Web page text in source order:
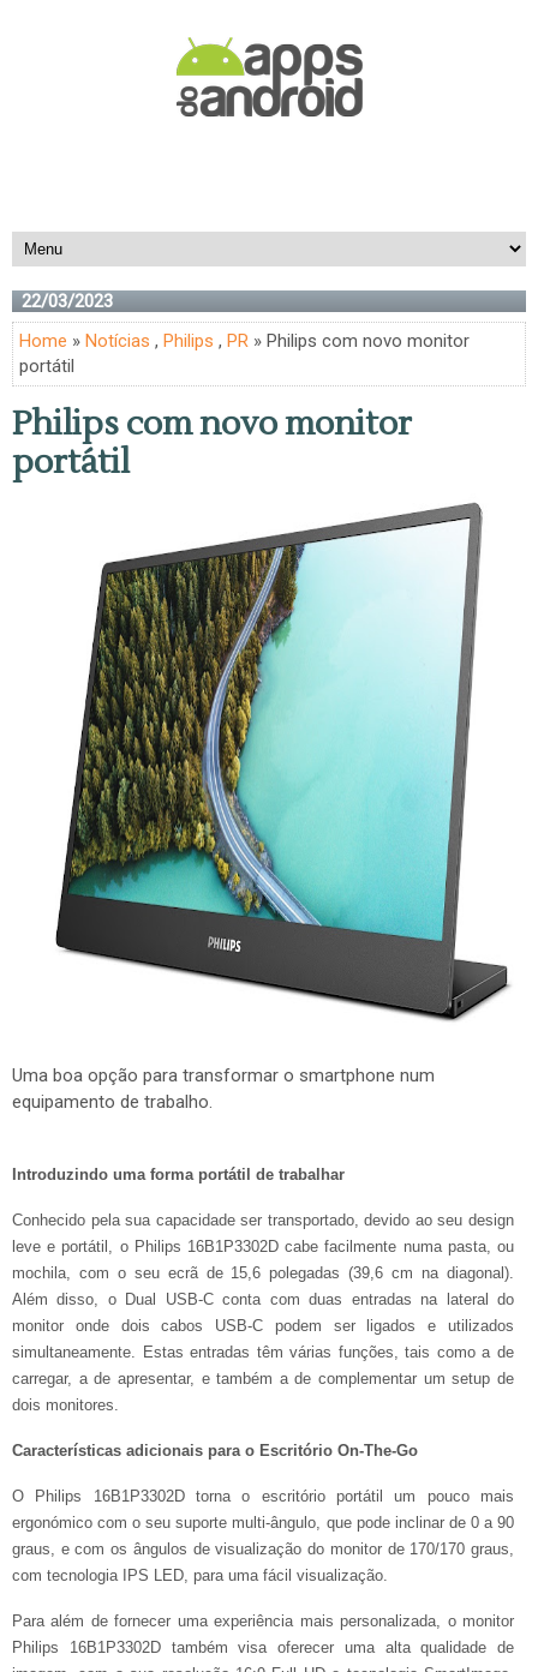
22/03/2023
Home » Notícias , Philips , PR » Philips com novo monitor
portátil
Philips com novo monitor
portátil
Uma boa opção para transformar o smartphone num
equipamento de trabalho.
Introduzindo uma forma portátil de trabalhar
Conhecido pela sua capacidade ser transportado, devido ao seu design
leve e portátil, o Philips 16B1P3302D cabe facilmente numa pasta, ou
mochila, com o seu ecrã de 15,6 polegadas (39,6 cm na diagonal).
Além disso, o Dual USB-C conta com duas entradas na lateral do
monitor onde dois cabos USB-C podem ser ligados e utilizados
simultaneamente. Estas entradas têm várias funções, tais como a de
carregar, a de apresentar, e também a de complementar um setup de
dois monitores.
Características adicionais para o Escritório On-The-Go
O Philips 16B1P3302D torna o escritório portátil um pouco mais
ergonómico com o seu suporte multi-ângulo, que pode inclinar de 0 a 90
graus, e com os ângulos de visualização do monitor de 170/170 graus,
com tecnologia IPS LED, para uma fácil visualização.
Para além de fornecer uma experiência mais personalizada, o monitor
Philips 16B1P3302D também visa oferecer uma alta qualidade de